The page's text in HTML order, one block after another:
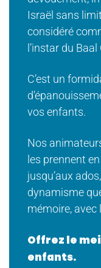
Israël sans
considéré
l’instar du
C’est un
vos enfants.
Nos
les prennent
jusqu’aux
dynamisme
mémoire, avec
Offrez le
enfants.